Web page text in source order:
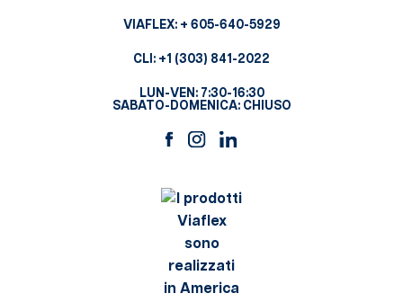
VIAFLEX: + 605-640-5929
CLI: +1 (303) 841-2022
LUN-VEN: 7:30-16:30
SABATO-DOMENICA: CHIUSO